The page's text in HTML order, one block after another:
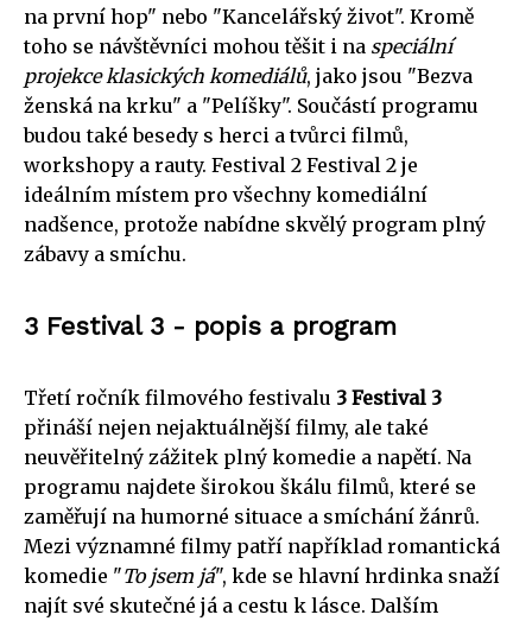
na první hop" nebo "Kancelářský život". Kromě
toho se návštěvníci mohou těšit i na speciální
projekce klasických komediálů, jako jsou "Bezva
ženská na krku" a "Pelíšky". Součástí programu
budou také besedy s herci a tvůrci filmů,
workshopy a rauty. Festival 2 Festival 2 je
ideálním místem pro všechny komediální
nadšence, protože nabídne skvělý program plný
zábavy a smíchu.
3 Festival 3 - popis a program
Třetí ročník filmového festivalu 3 Festival 3
přináší nejen nejaktuálnější filmy, ale také
neuvěřitelný zážitek plný komedie a napětí. Na
programu najdete širokou škálu filmů, které se
zaměřují na humorné situace a smíchání žánrů.
Mezi významné filmy patří například romantická
komedie "To jsem já", kde se hlavní hrdinka snaží
najít své skutečné já a cestu k lásce. Dalším